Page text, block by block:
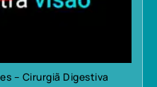
– Cirurgiã Digestiva